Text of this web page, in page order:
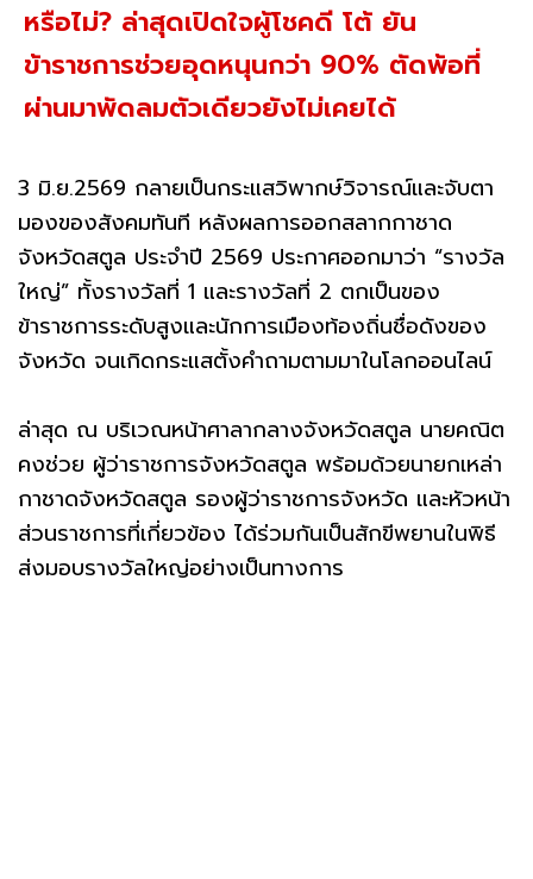
หรือไม่? ล่าสุดเปิดใจผู้โชคดี โต้ ยัน
ข้าราชการช่วยอุดหนุนกว่า 90% ตัดพ้อที่
ผ่านมาพัดลมตัวเดียวยังไม่เคยได้
3 มิ.ย.2569 กลายเป็นกระแสวิพากษ์วิจารณ์และจับตา
มองของสังคมทันที หลังผลการออกสลากกาชาด
จังหวัดสตูล ประจำปี 2569 ประกาศออกมาว่า “รางวัล
ใหญ่” ทั้งรางวัลที่ 1 และรางวัลที่ 2 ตกเป็นของ
ข้าราชการระดับสูงและนักการเมืองท้องถิ่นชื่อดังของ
จังหวัด จนเกิดกระแสตั้งคำถามตามมาในโลกออนไลน์
ล่าสุด ณ บริเวณหน้าศาลากลางจังหวัดสตูล นายคณิต
คงช่วย ผู้ว่าราชการจังหวัดสตูล พร้อมด้วยนายกเหล่า
กาชาดจังหวัดสตูล รองผู้ว่าราชการจังหวัด และหัวหน้า
ส่วนราชการที่เกี่ยวข้อง ได้ร่วมกันเป็นสักขีพยานในพิธี
ส่งมอบรางวัลใหญ่อย่างเป็นทางการ